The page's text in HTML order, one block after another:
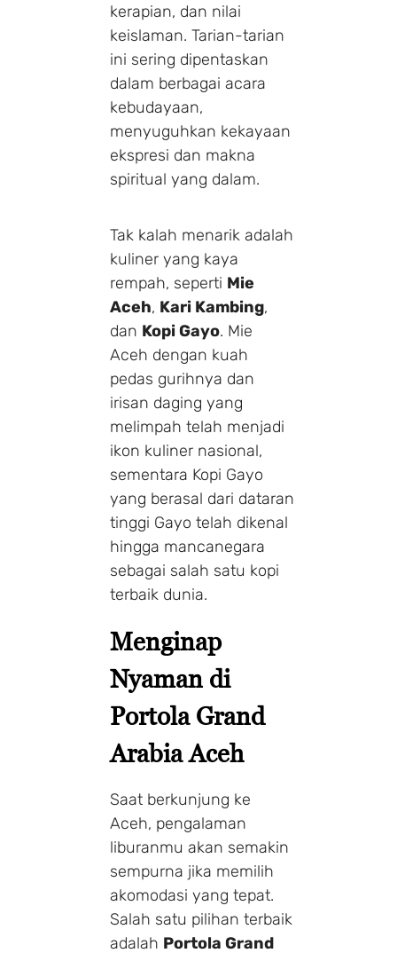
kerapian, dan nilai
keislaman. Tarian-tarian
ini sering dipentaskan
dalam berbagai acara
kebudayaan,
menyuguhkan kekayaan
ekspresi dan makna
spiritual yang dalam.
Tak kalah menarik adalah
kuliner yang kaya
rempah, seperti Mie
Aceh, Kari Kambing,
dan Kopi Gayo. Mie
Aceh dengan kuah
pedas gurihnya dan
irisan daging yang
melimpah telah menjadi
ikon kuliner nasional,
sementara Kopi Gayo
yang berasal dari dataran
tinggi Gayo telah dikenal
hingga mancanegara
sebagai salah satu kopi
terbaik dunia.
Menginap
Nyaman di
Portola Grand
Arabia Aceh
Saat berkunjung ke
Aceh, pengalaman
liburanmu akan semakin
sempurna jika memilih
akomodasi yang tepat.
Salah satu pilihan terbaik
adalah Portola Grand